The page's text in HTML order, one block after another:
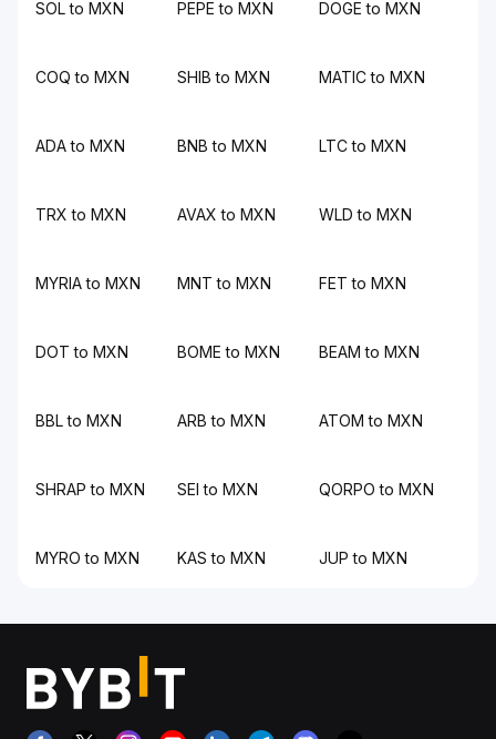
SOL to MXN PEPE to MXN DOGE to MXN
COQ to MXN SHIB to MXN MATIC to MXN
ADA to MXN BNB to MXN LTC to MXN
TRX to MXN AVAX to MXN WLD to MXN
MYRIA to MXN MNT to MXN FET to MXN
DOT to MXN BOME to MXN BEAM to MXN
BBL to MXN ARB to MXN ATOM to MXN
SHRAP to MXN SEI to MXN QORPO to MXN
MYRO to MXN KAS to MXN JUP to MXN